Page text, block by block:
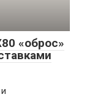
«оброс»